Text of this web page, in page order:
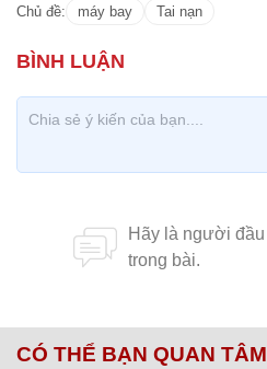
Chủ đề: máy bay Tai nạn
CÓ THỂ BẠN QUAN TÂM